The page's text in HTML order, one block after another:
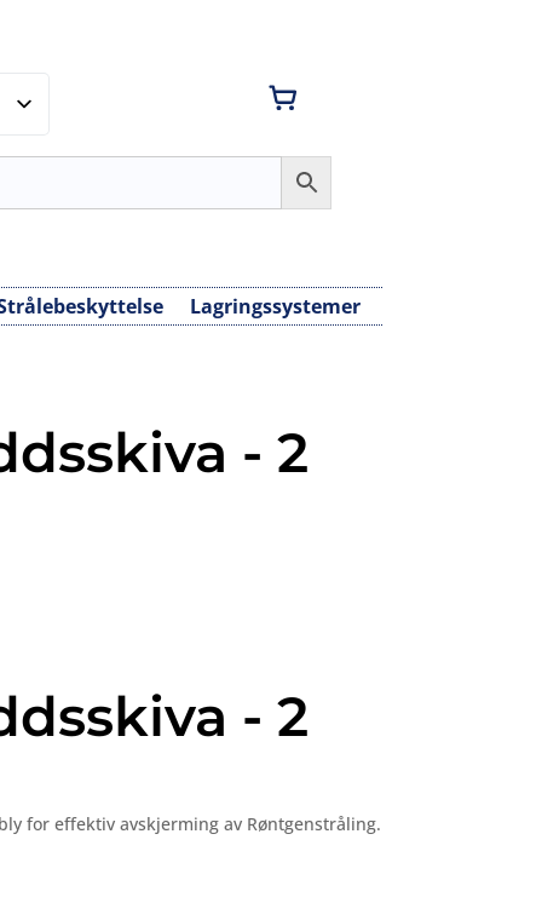
Lagringssystemer
- 2
- 2
bly for effektiv avskjerming av Røntgenstråling.